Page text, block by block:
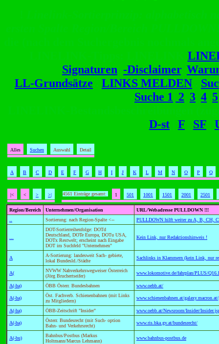
Signaturen -Disclaimer.
LL-Grundsätze
LINKS MELDEN
Suche 1 2 3 4 5
D-st
F SF
Alles Suchen Auswahl Detail
A B C D E F G H I J K L M N O P Q
|< < > >| 4561 Einträge gesamt: 1 501 1001 1501 2001 2501
Region/Bereich Unternehmen/Organisation
URL/Webadresse PULLDOWN !!!
Sortierung: nach Region-Spalte <-- PULLDOWN hilft weiter zu A, B, CH,
DOT-Sortierreihenfolge: DOTd
Deutschland, DOTe Europa, DOTu USA,
DOTx Restwelt; erscheint nach Eingabe
DOT im Suchfeld "Unternehmen"
Kein Link, nur Redaktionshinweis !
A
A-Sortierung: landesweit Sach- gebiete,
lokal Bundesld./Städte
Sachlinks in Klammern (kein Link, nur
A(
NVWW Nahverkehrswegweiser Österreich
(Jörg Bruchertseifer)
www.lokomotive.de/fahrplan/PLUS/
A(-ba) ÖBB Österr. Bundesbahnen www.oebb.at/
A(-ba)
Öst. Fachverb. Schienenbahnen (mit Links
zu Mitgliedern)
www.schienenbahnen.at/
A(-ba) ÖBB-Zeitschrift "Insider" www.oebb.at/Newsroom/Insider/
A(-ba)
Österr. Bundesrecht (mit Such- option
Bahn- und Verkehrsrecht)
www.ris.bka.gv.at/bundesrecht/
A(-bu)
Bahnbus/Postbus (Markus
Holtmann/Marcus Lehmann)
www.bahnbus-postbus.de